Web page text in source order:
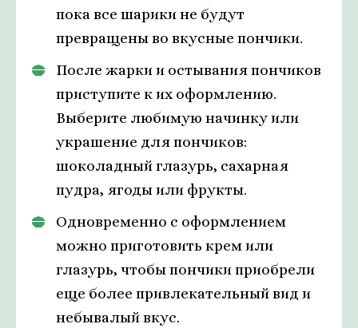
пока все шарики не будут
превращены во вкусные пончики.
После жарки и остывания пончиков
приступите к их оформлению.
Выберите любимую начинку или
украшение для пончиков:
шоколадный глазурь, сахарная
пудра, ягоды или фрукты.
Одновременно с оформлением
можно приготовить крем или
глазурь, чтобы пончики приобрели
еще более привлекательный вид и
небывалый вкус.